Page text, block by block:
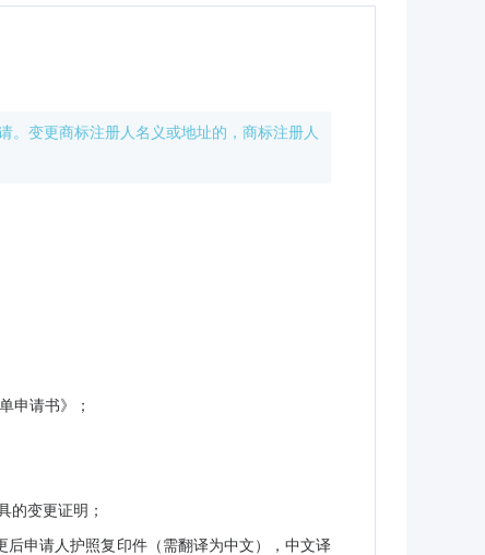
。变更商标注册人名义或地址的，商标注册人
申请书》；
的变更证明；
申请人护照复印件（需翻译为中文），中文译